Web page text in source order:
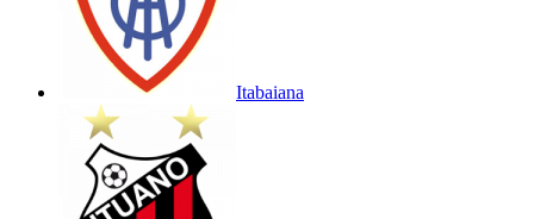
Itabaiana